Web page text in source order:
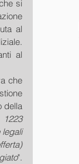
si
al
al
che
della
1223
".